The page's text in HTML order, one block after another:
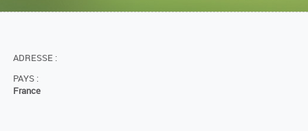
ADRESSE :
PAYS :
France